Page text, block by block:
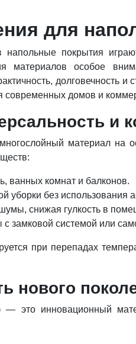
для
покрытия
материалов особое
долговечность
современных домов и
и
материал на
ванных комнат и балконов.
уборки без использования
снижая гулкость в
замковой системой или
при перепадах
нового
это инновационный